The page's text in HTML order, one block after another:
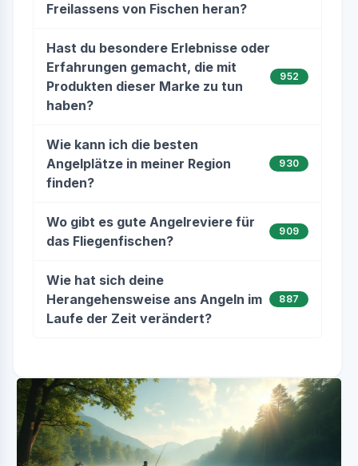
Freilassens von Fischen heran?
Hast du besondere Erlebnisse oder
Erfahrungen gemacht, die mit
Produkten dieser Marke zu tun
haben?
952
Wie kann ich die besten
Angelplätze in meiner Region
finden?
930
Wo gibt es gute Angelreviere für
das Fliegenfischen?
909
Wie hat sich deine
Herangehensweise ans Angeln im
Laufe der Zeit verändert?
887